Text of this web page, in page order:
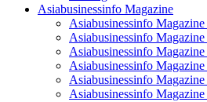
Asiabusinessinfo Magazine
Asiabusinessinfo
Asiabusinessinfo
Asiabusinessinfo
Asiabusinessinfo
Asiabusinessinfo
Asiabusinessinfo